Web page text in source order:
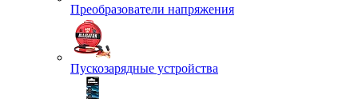
Преобразователи напряжения
Пускозарядные устройства